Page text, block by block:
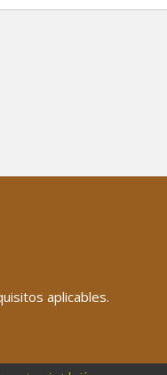
aplicables.